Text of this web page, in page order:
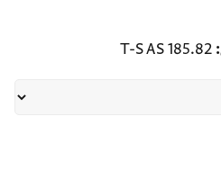
T-S AS 185.82